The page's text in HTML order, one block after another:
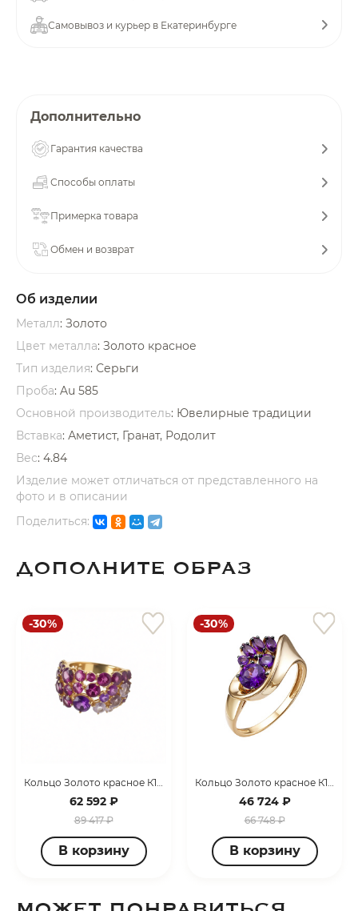
Самовывоз и курьер в Екатеринбурге
Дополнительно
Гарантия качества
Способы оплаты
Примерка товара
Обмен и возврат
Об изделии
Металл: Золото
Цвет металла: Золото красное
Тип изделия: Серьги
Проба: Au 585
Основной производитель: Ювелирные традиции
Вставка: Аметист, Гранат, Родолит
Вес: 4.84
Изделие может отличаться от представленного на
фото и в описании
Поделиться:
ДОПОЛНИТЕ ОБРАЗ
-30%
Кольцо Золото красное К120-6571М42
62 592 ₽
89 417 ₽
В корзину
-30%
Кольцо Золото красное К124-6401АМ
46 724 ₽
66 748 ₽
В корзину
об оплате Плайтом
недели
раз в 2 недели
8 800 302-02-51